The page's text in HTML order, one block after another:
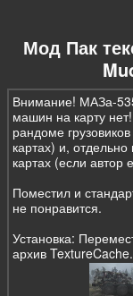
Мод Пак
Внимание! МАЗа-
машин на карту
рандоме
картах) и, отдельно
картах (если автор
Поместил и
не понравится.
Установка:
архив